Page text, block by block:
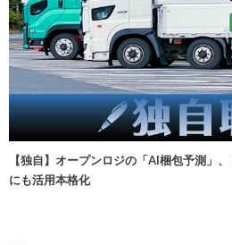
【独自】オープンロジの「AI梱包予測」
にも活用本格化